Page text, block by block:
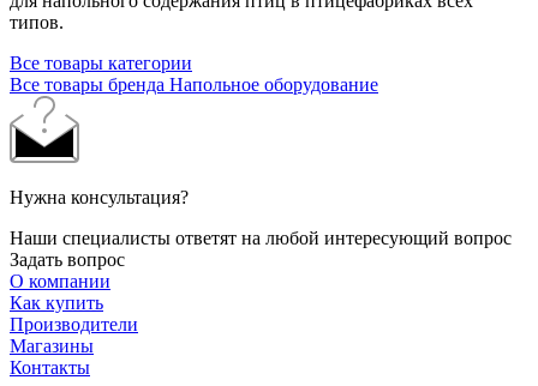
типов.
Все товары категории
Все товары бренда Напольное оборудование
Нужна консультация?
Наши специалисты ответят на любой интересующий вопрос
Задать вопрос
О компании
Как купить
Производители
Магазины
Контакты